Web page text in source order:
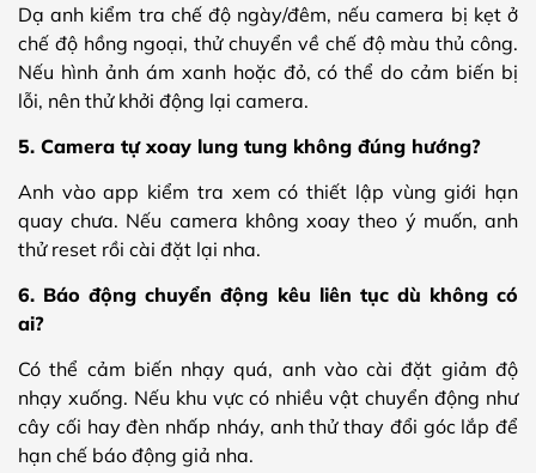
Dạ anh kiểm tra chế độ ngày/đêm, nếu camera bị kẹt ở
chế độ hồng ngoại, thử chuyển về chế độ màu thủ công.
Nếu hình ảnh ám xanh hoặc đỏ, có thể do cảm biến bị
lỗi, nên thử khởi động lại camera.
5. Camera tự xoay lung tung không đúng hướng?
Anh vào app kiểm tra xem có thiết lập vùng giới hạn
quay chưa. Nếu camera không xoay theo ý muốn, anh
thử reset rồi cài đặt lại nha.
6. Báo động chuyển động kêu liên tục dù không có
ai?
Có thể cảm biến nhạy quá, anh vào cài đặt giảm độ
nhạy xuống. Nếu khu vực có nhiều vật chuyển động như
cây cối hay đèn nhấp nháy, anh thử thay đổi góc lắp để
hạn chế báo động giả nha.